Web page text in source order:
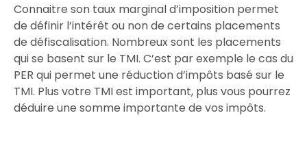
Connaitre son taux marginal d’imposition permet
de définir l’intérêt ou non de certains placements
de défiscalisation. Nombreux sont les placements
qui se basent sur le TMI. C’est par exemple le cas du
PER qui permet une réduction d’impôts basé sur le
TMI. Plus votre TMI est important, plus vous pourrez
déduire une somme importante de vos impôts.